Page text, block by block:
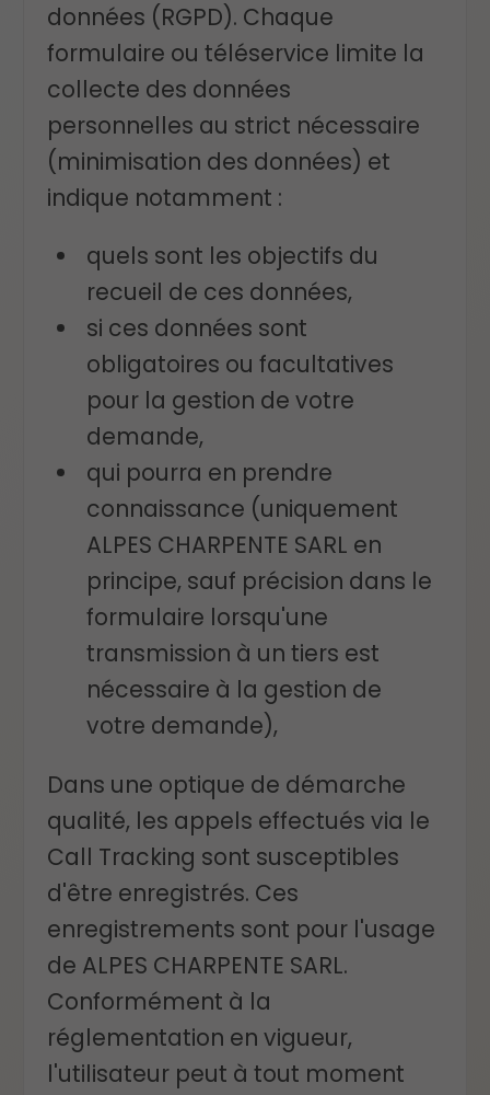
données (RGPD). Chaque
formulaire ou téléservice limite la
collecte des données
personnelles au strict nécessaire
(minimisation des données) et
indique notamment :
quels sont les objectifs du
recueil de ces données,
si ces données sont
obligatoires ou facultatives
pour la gestion de votre
demande,
qui pourra en prendre
connaissance (uniquement
ALPES CHARPENTE SARL en
principe, sauf précision dans le
formulaire lorsqu'une
transmission à un tiers est
nécessaire à la gestion de
votre demande),
Dans une optique de démarche
qualité, les appels effectués via le
Call Tracking sont susceptibles
d'être enregistrés. Ces
enregistrements sont pour l'usage
de ALPES CHARPENTE SARL.
Conformément à la
réglementation en vigueur,
l'utilisateur peut à tout moment